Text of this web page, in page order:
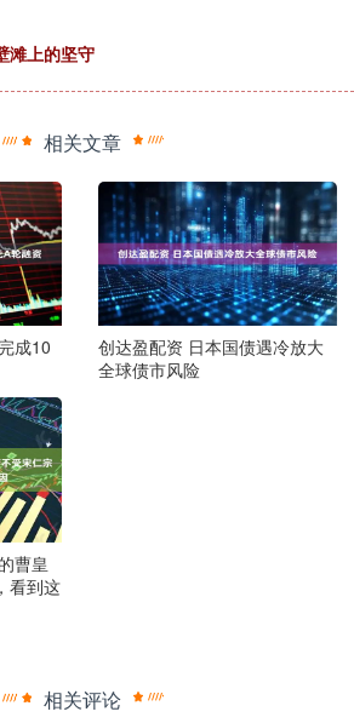
滩上的坚守
相关文章
成10
创达盈配资 日本国债遇冷放大
全球债市风险
曹皇
看到这
相关评论